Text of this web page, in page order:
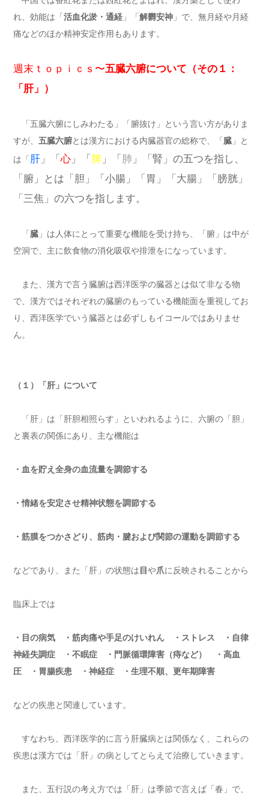
れ、効能は「 活血化淤・通経 」「 解欝安神 」で、無月経や月経
痛などのほか精神安定作用もあります。
週末ｔｏｐｉｃｓ〜五臓六腑について（その１：
「肝」）
「五臓六腑にしみわたる」「腑抜け」という言い方がありま
すが、 五臓六腑とは漢方における内臓器官の総称で、「 臓 」と
は「 肝 」「心 」「 脾 」「 肺 」「腎」の五つを指し、
「腑」とは「胆」「小腸」「胃」「大腸」「膀胱」
「三焦」の六つを指します。
「 臓 」は人体にとって重要な機能を受け持ち、「腑」は中が
空洞で、主に飲食物の消化吸収や排泄をになっています。
また、漢方で言う臓腑は西洋医学の臓器とは似て非なる物
で、漢方ではそれぞれの臓腑のもっている機能面を重視してお
り、西洋医学でいう臓器とは必ずしもイコールではありませ
ん。
（１）「肝」について
「肝」は「肝胆相照らす」といわれるように、六腑の「胆」
と裏表の関係にあり、主な機能は
・血を貯え全身の血流量を調節する
・情緒を安定させ精神状態を調節する
・筋膜をつかさどり、筋肉・腱および関節の運動を調節する
などであり、また「肝」の状態は 目 や爪に反映されることから
臨床上では
・目の病気 ・筋肉痛や手足のけいれん ・ストレス ・自律
神経失調症 ・不眠症 ・門脈循環障害（痔など） ・高血
圧 ・胃腸疾患 ・神経症 ・生理不順、更年期障害
などの疾患と関連しています。
すなわち、西洋医学的に言う肝臓病とは関係なく、これらの
疾患は漢方では「肝」の病としてとらえて治療していきます。
また、五行説の考え方では「肝」は季節で言えば「春」で、